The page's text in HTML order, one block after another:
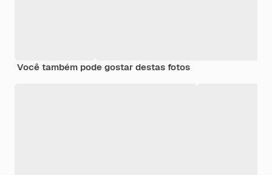
Você também pode gostar destas fotos